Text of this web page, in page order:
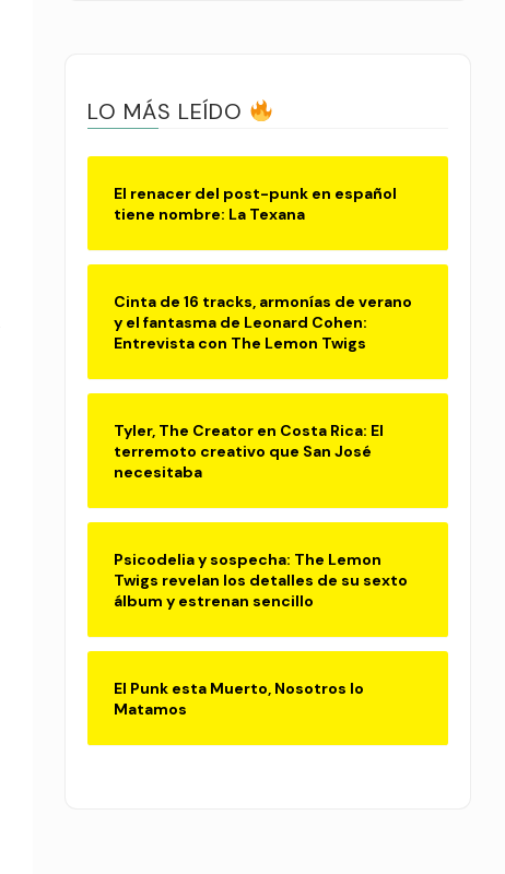
LO MÁS LEÍDO
El renacer del post-punk en español
tiene nombre: La Texana
Cinta de 16 tracks, armonías de verano
y el fantasma de Leonard Cohen:
Entrevista con The Lemon Twigs
Tyler, The Creator en Costa Rica: El
terremoto creativo que San José
necesitaba
Psicodelia y sospecha: The Lemon
Twigs revelan los detalles de su sexto
álbum y estrenan sencillo
El Punk esta Muerto, Nosotros lo
Matamos